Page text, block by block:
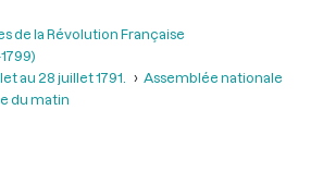
de la Révolution Française
au 28 juillet 1791.
Assemblée nationale
du matin